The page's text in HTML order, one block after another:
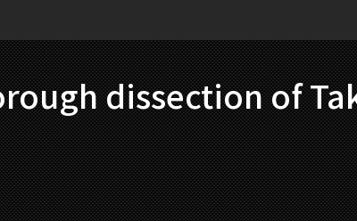
dissection of